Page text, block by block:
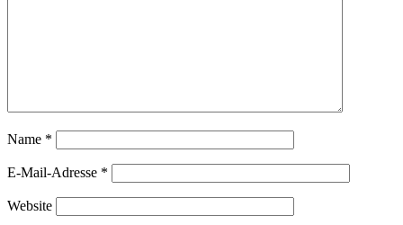
Name *
E-Mail-Adresse *
Website